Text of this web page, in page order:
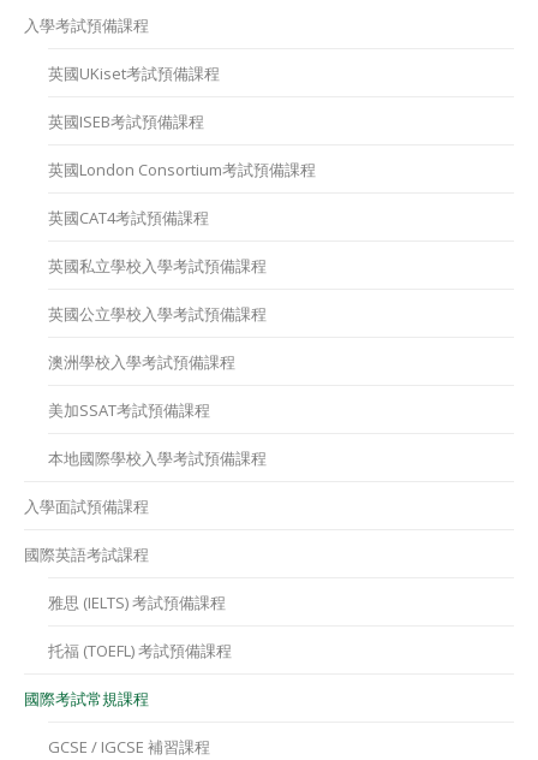
入學考試預備課程
英國UKiset考試預備課程
英國ISEB考試預備課程
英國London Consortium考試預備課程
英國CAT4考試預備課程
英國私立學校入學考試預備課程
英國公立學校入學考試預備課程
澳洲學校入學考試預備課程
美加SSAT考試預備課程
本地國際學校入學考試預備課程
入學面試預備課程
國際英語考試課程
雅思 (IELTS) 考試預備課程
托福 (TOEFL) 考試預備課程
國際考試常規課程
GCSE / IGCSE 補習課程